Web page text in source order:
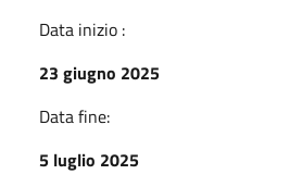
Data inizio :
23 giugno 2025
Data fine:
5 luglio 2025